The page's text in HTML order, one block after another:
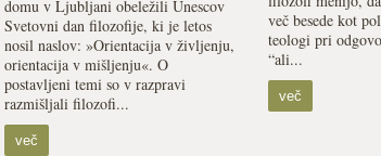
domu v Ljubljani obeležili Unescov
Svetovni dan filozofije, ki je letos
nosil naslov: »Orientacija v življenju,
orientacija v mišljenju«. O
postavljeni temi so v razpravi
razmišljali filozofi...
več
več besede kot
teologi pri
“ali...
več